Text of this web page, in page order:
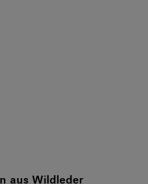
aus Wildleder